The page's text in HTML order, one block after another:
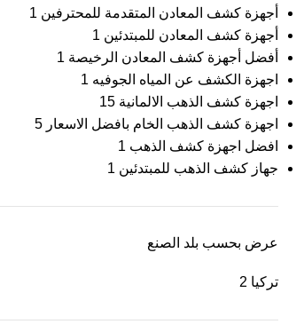
أجهزة كشف المعادن المتقدمة للمحترفين 1
أجهزة كشف المعادن للمبتدئين 1
أفضل أجهزة كشف المعادن الرخيصة 1
اجهزة الكشف عن المياه الجوفيه 1
اجهزة كشف الذهب الالمانية 15
اجهزة كشف الذهب الخام بافضل الاسعار 5
افضل اجهزة كشف الذهب 1
جهاز كشف الذهب للمبتدئين 1
عرض بحسب بلد الصنع
تركيا 2